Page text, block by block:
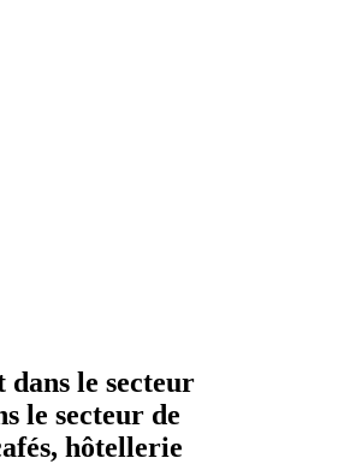
dans le secteur
le secteur de
hôtellerie